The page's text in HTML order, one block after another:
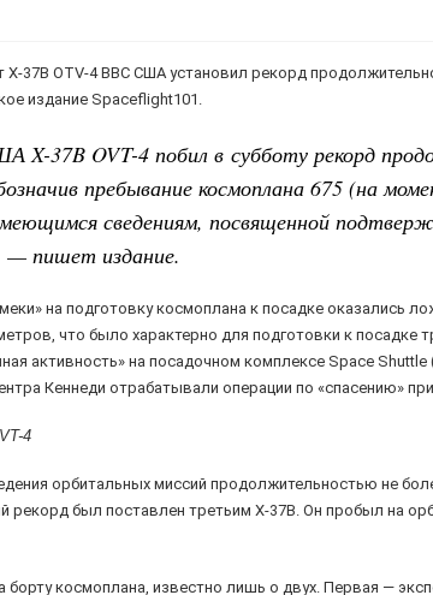
37B OTV-4 ВВС США установил рекорд
издание Spaceflight101.
X-37B OVT-4 побил в субботу рекорд
пребывание космоплана 675 (на
сведениям, посвященной
— пишет издание.
на подготовку космоплана к посадке оказались
что было характерно для подготовки к
активность» на посадочном комплексе Space
Кеннеди отрабатывали операции по «спасению»
4
орбитальных миссий продолжительностью не
был поставлен третьим X-37B. Он пробыл на
борту космоплана, известно лишь о двух. Первая —